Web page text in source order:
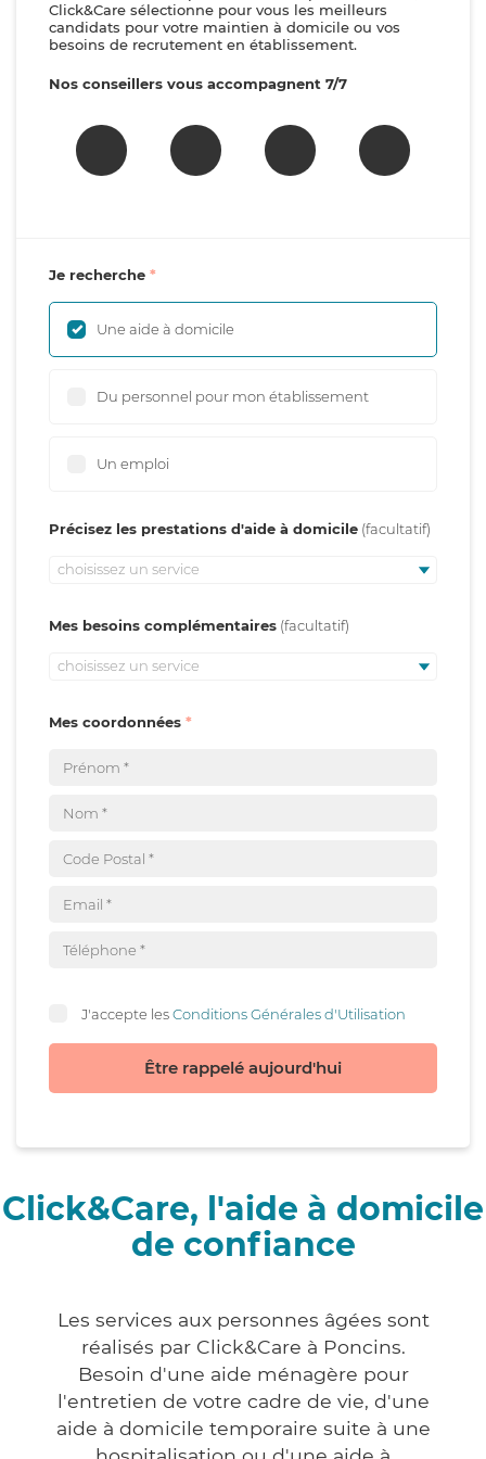
Click&Care sélectionne pour vous les meilleurs
candidats pour votre maintien à domicile ou vos
besoins de recrutement en établissement.
Nos conseillers vous accompagnent 7/7
Je recherche
Une aide à domicile
Du personnel pour mon établissement
Un emploi
Précisez les prestations d'aide à domicile
choisissez un service
Mes besoins complémentaires
choisissez un service
Mes coordonnées
J'accepte lesConditions Générales d'Utilisation
Être rappelé aujourd'hui
Click&Care, l'aide à domicile
de confiance
Les services aux personnes âgées sont
réalisés par Click&Care à Poncins.
Besoin d'une aide ménagère pour
l'entretien de votre cadre de vie, d'une
aide à domicile temporaire suite à une